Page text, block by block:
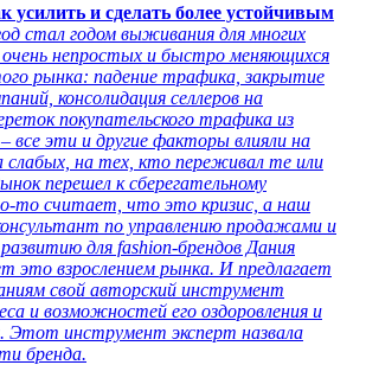
усилить и сделать более устойчивым
стал годом выживания для многих
очень непростых и быстро меняющихся
рынка: падение трафика, закрытие
консолидация селлеров на
покупательского трафика из
все эти и другие факторы влияли на
слабых, на тех, кто переживал те или
перешел к сберегательному
то считает, что это кризис, а наш
по управлению продажами и
для fashion-брендов Дания
это взрослением рынка. И предлагает
свой авторский инструмент
и возможностей его оздоровления и
Этот инструмент эксперт назвала
бренда.